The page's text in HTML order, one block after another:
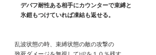
デバフ耐性ある相手にカウンターで束縛と
氷鎧もつけていれば凍結も返せる。
乱波状態の時、束縛状態の敵の攻撃の